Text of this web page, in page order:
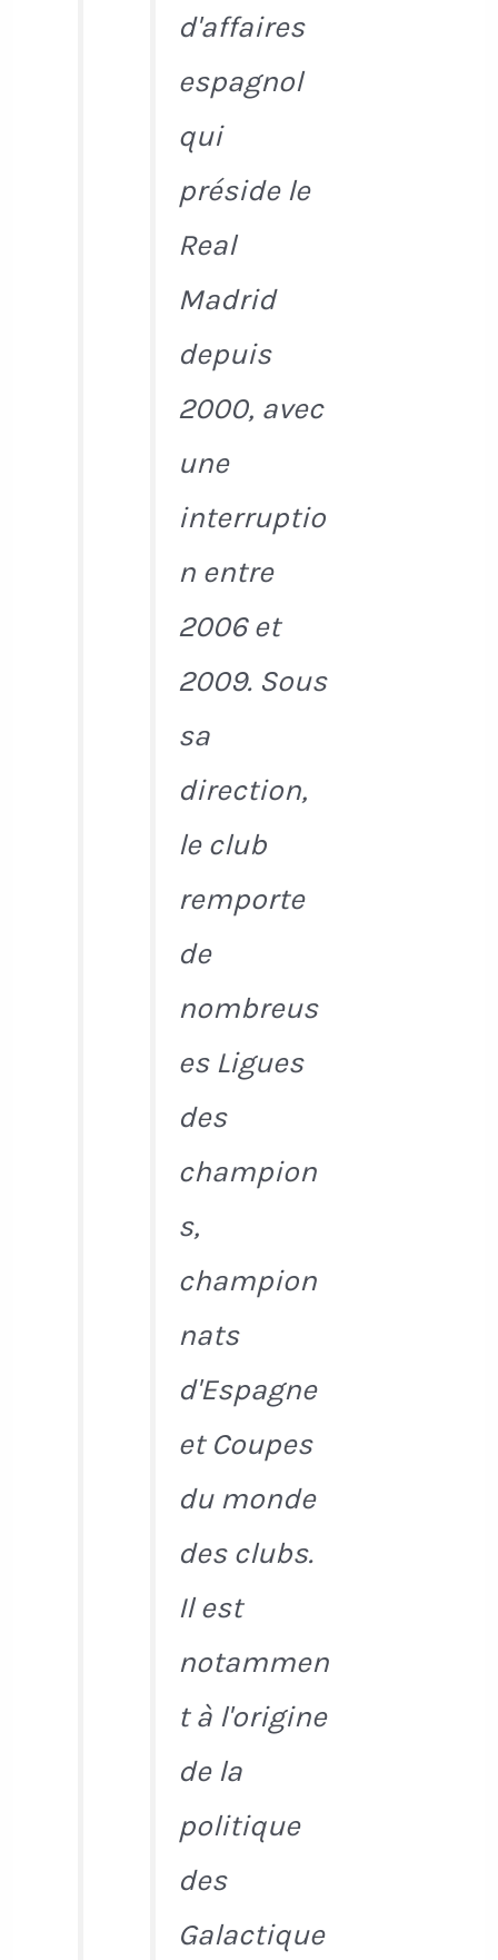
d'affaires
espagnol
qui
préside le
Real
Madrid
depuis
2000, avec
une
interruptio
n entre
2006 et
2009. Sous
sa
direction,
le club
remporte
de
nombreus
es Ligues
des
champion
s,
champion
nats
d'Espagne
et Coupes
du monde
des clubs.
Il est
notammen
t à l'origine
de la
politique
des
Galactique